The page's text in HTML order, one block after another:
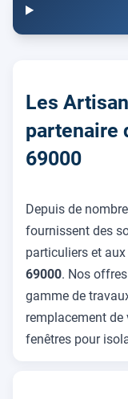
Les
partenaire
69000
Depuis de
fournissent des
particuliers et
69000. Nos
gamme de
remplacement
fenêtres pour